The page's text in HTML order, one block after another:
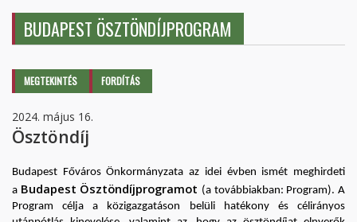
BUDAPEST ÖSZTÖNDÍJPROGRAM
Elsődleges fülek
MEGTEKINTÉS (AKTÍVFORDÍTÁS
2024. május 16.
Ösztöndíj
Budapest Főváros Önkormányzata az idei évben ismét meghirdeti
a Budapest Ösztöndíjprogramot (a továbbiakban: Program). A
Program célja a közigazgatáson belüli hatékony és célirányos